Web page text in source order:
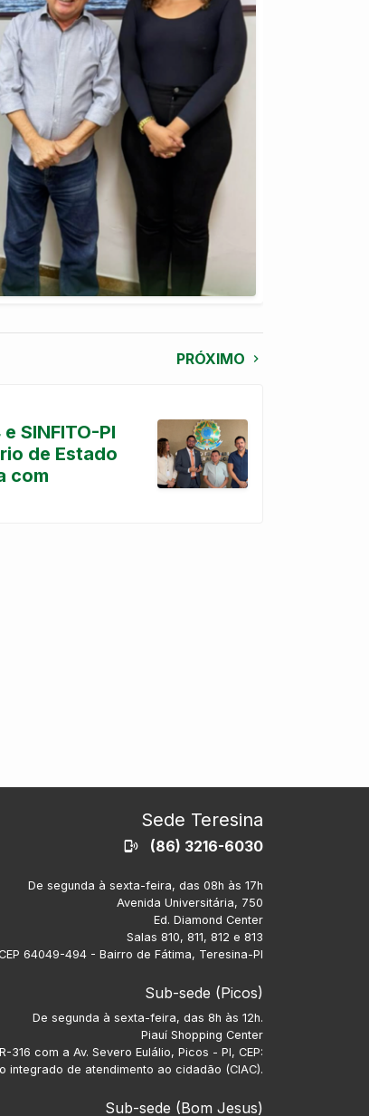
PRÓXIMO
SINFITO-PI
de Estado
com
Sede Teresina
(86) 3216-6030
De segunda à sexta-feira, das 08h às 17h
Avenida Universitária, 750
Ed. Diamond Center
Salas 810, 811, 812 e 813
64049-494 - Bairro de Fátima, Teresina-PI
Sub-sede (Picos)
De segunda à sexta-feira, das 8h às 12h.
Piauí Shopping Center
316 com a Av. Severo Eulálio, Picos - PI, CEP:
integrado de atendimento ao cidadão (CIAC).
Sub-sede (Bom Jesus)